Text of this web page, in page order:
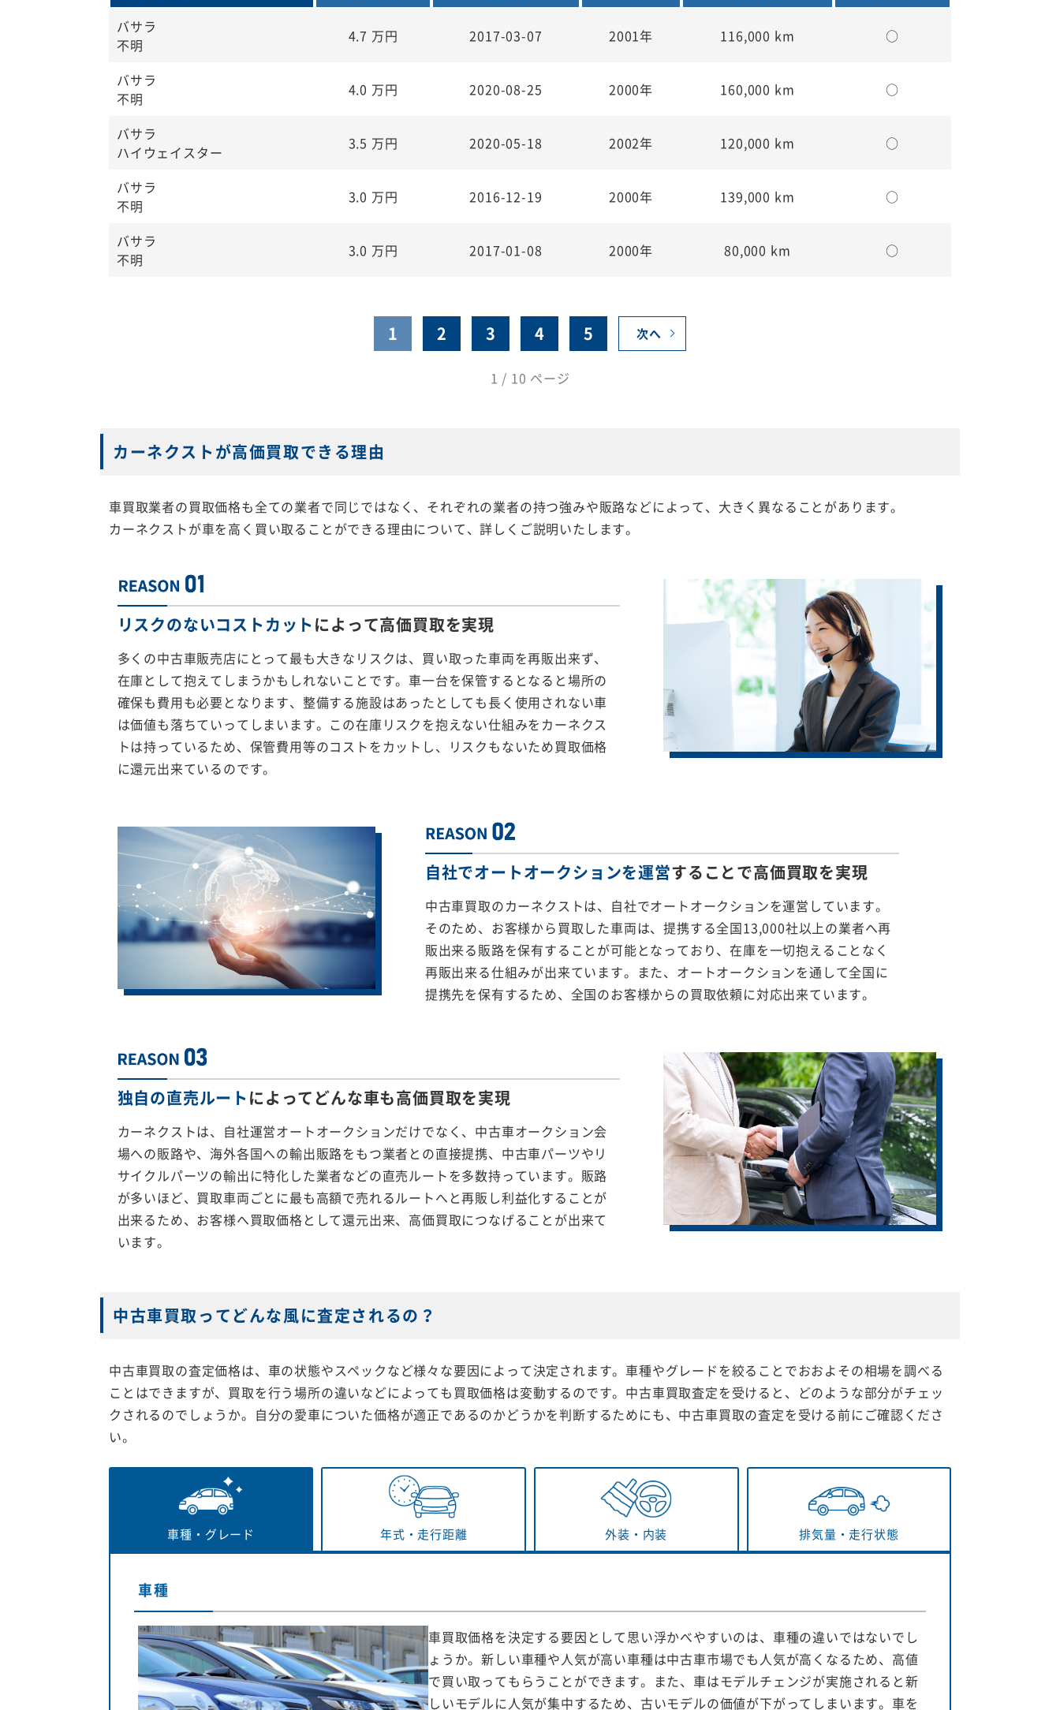
バサラ
不明
4.7 万円 2017-03-07 2001年 116,000 km ○
バサラ
不明
4.0 万円 2020-08-25 2000年 160,000 km ○
バサラ
ハイウェイスター
3.5 万円 2020-05-18 2002年 120,000 km ○
バサラ
不明
3.0 万円 2016-12-19 2000年 139,000 km ○
バサラ
不明
3.0 万円 2017-01-08 2000年 80,000 km ○
1 2 3 4 5 次へ
1 / 10 ページ
カーネクストが高価買取できる理由
車買取業者の買取価格も全ての業者で同じではなく、それぞれの業者の持つ強みや販路などによって、大きく異なることがあります。
カーネクストが車を高く買い取ることができる理由について、詳しくご説明いたします。
リスクのないコストカットによって高価買取を実現
多くの中古車販売店にとって最も大きなリスクは、買い取った車両を再販出来ず、
在庫として抱えてしまうかもしれないことです。車一台を保管するとなると場所の
確保も費用も必要となります、整備する施設はあったとしても長く使用されない車
は価値も落ちていってしまいます。この在庫リスクを抱えない仕組みをカーネクス
トは持っているため、保管費用等のコストをカットし、リスクもないため買取価格
に還元出来ているのです。
自社でオートオークションを運営することで高価買取を実現
中古車買取のカーネクストは、自社でオートオークションを運営しています。
そのため、お客様から買取した車両は、提携する全国13,000社以上の業者へ再
販出来る販路を保有することが可能となっており、在庫を一切抱えることなく
再販出来る仕組みが出来ています。また、オートオークションを通して全国に
提携先を保有するため、全国のお客様からの買取依頼に対応出来ています。
独自の直売ルートによってどんな車も高価買取を実現
カーネクストは、自社運営オートオークションだけでなく、中古車オークション会
場への販路や、海外各国への輸出販路をもつ業者との直接提携、中古車パーツやリ
サイクルパーツの輸出に特化した業者などの直売ルートを多数持っています。販路
が多いほど、買取車両ごとに最も高額で売れるルートへと再販し利益化することが
出来るため、お客様へ買取価格として還元出来、高価買取につなげることが出来て
います。
中古車買取ってどんな風に査定されるの？
中古車買取の査定価格は、車の状態やスペックなど様々な要因によって決定されます。車種やグレードを絞ることでおおよその相場を調べる
ことはできますが、買取を行う場所の違いなどによっても買取価格は変動するのです。中古車買取査定を受けると、どのような部分がチェッ
クされるのでしょうか。自分の愛車についた価格が適正であるのかどうかを判断するためにも、中古車買取の査定を受ける前にご確認くださ
い。
車種・ グレード 年式・ 走行距離 外装・ 内装 排気量・ 走行状態
車種
車買取価格を決定する要因として思い浮かべやすいのは、車種の違いではないでし
ょうか。新しい車種や人気が高い車種は中古車市場でも人気が高くなるため、高値
で買い取ってもらうことができます。また、車はモデルチェンジが実施されると新
しいモデルに人気が集中するため、古いモデルの価値が下がってしまいます。車を